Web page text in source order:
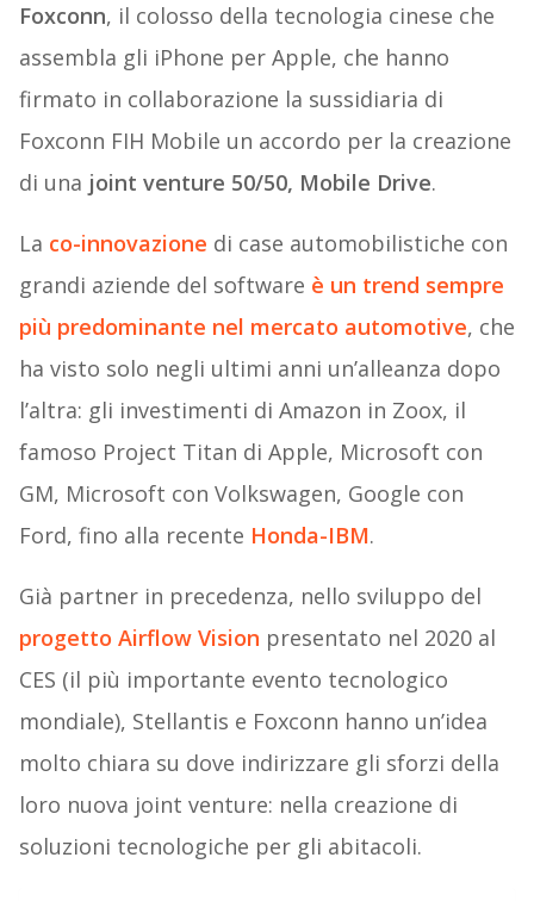
Foxconn, il colosso della tecnologia cinese che
assembla gli iPhone per Apple, che hanno
firmato in collaborazione la sussidiaria di
Foxconn FIH Mobile un accordo per la creazione
di una joint venture 50/50, Mobile Drive.
La co-innovazione di case automobilistiche con
grandi aziende del software è un trend sempre
più predominante nel mercato automotive, che
ha visto solo negli ultimi anni un’alleanza dopo
l’altra: gli investimenti di Amazon in Zoox, il
famoso Project Titan di Apple, Microsoft con
GM, Microsoft con Volkswagen, Google con
Ford, fino alla recente Honda-IBM.
Già partner in precedenza, nello sviluppo del
progetto Airflow Vision presentato nel 2020 al
CES (il più importante evento tecnologico
mondiale), Stellantis e Foxconn hanno un’idea
molto chiara su dove indirizzare gli sforzi della
loro nuova joint venture: nella creazione di
soluzioni tecnologiche per gli abitacoli.